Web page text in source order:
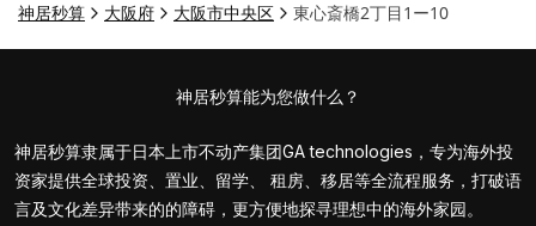
神居秒算 大阪府 大阪市中央区 東心斎橋2丁目1ー10
神居秒算能为您做什么？
神居秒算隶属于日本上市不动产集团GA technologies，专为海外投
资家提供全球投资、置业、留学、 租房、移居等全流程服务，打破语
言及文化差异带来的的障碍，更方便地探寻理想中的海外家园。